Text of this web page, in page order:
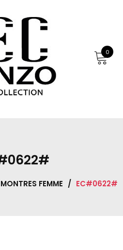
0
MONTRES FEMME / EC#0622#